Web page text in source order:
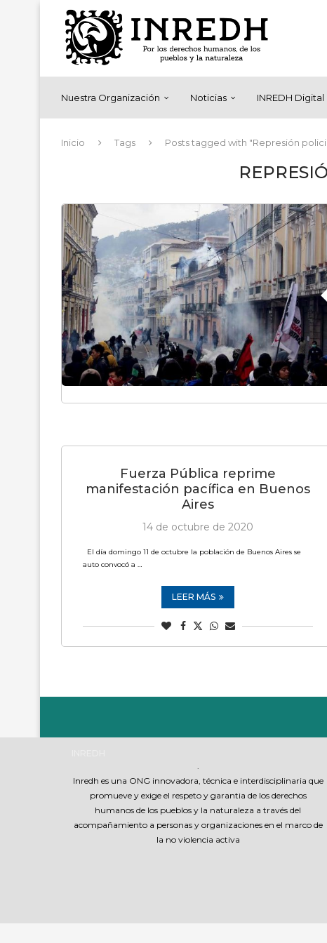
Nuestra Organización Noticias INREDH Digital
Inicio Tags Posts tagged with "Represión
Fuerza Pública reprime
manifestación pacífica en Buenos
Aires
14 de octubre de 2020
El día domingo 11 de octubre la población de Buenos Aires se
auto convocó a …
LEER MÁS
.
Inredh es una ONG innovadora, técnica e interdisciplinaria que
promueve y exige el respeto y garantia de los derechos
humanos de los pueblos y la naturaleza a través del
acompañamiento a personas y organizaciones en el marco de
la no violencia activa